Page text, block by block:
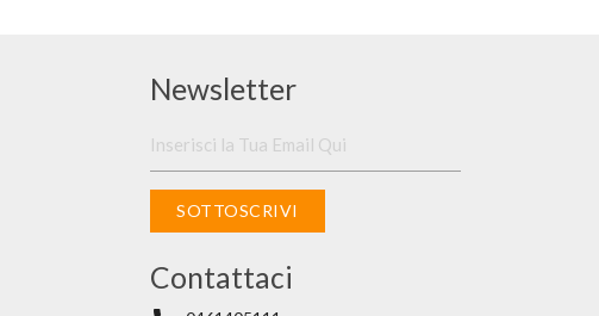
Newsletter
SOTTOSCRIVI
Contattaci